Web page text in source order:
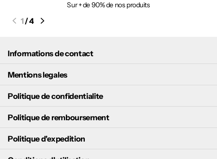
Sur + de 90% de nos produits
1/4
Informations de contact
Mentions legales
Politique de confidentialite
Politique de remboursement
Politique d'expedition